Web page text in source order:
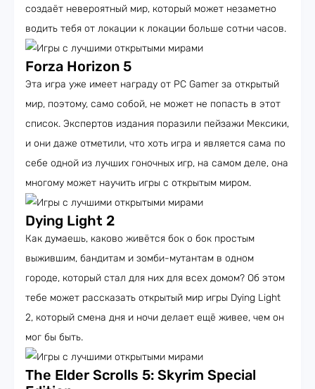
создаёт невероятный мир, который может незаметно
водить тебя от локации к локации больше сотни часов.
Forza Horizon 5
Эта игра уже имеет награду от PC Gamer за открытый
мир, поэтому, само собой, не может не попасть в этот
список. Экспертов издания поразили пейзажи Мексики,
и они даже отметили, что хоть игра и является сама по
себе одной из лучших гоночных игр, на самом деле, она
многому может научить игры с открытым миром.
Dying Light 2
Как думаешь, каково живётся бок о бок простым
выжившим, бандитам и зомби-мутантам в одном
городе, который стал для них для всех домом? Об этом
тебе может рассказать открытый мир игры Dying Light
2, который смена дня и ночи делает ещё живее, чем он
мог бы быть.
The Elder Scrolls 5: Skyrim Special